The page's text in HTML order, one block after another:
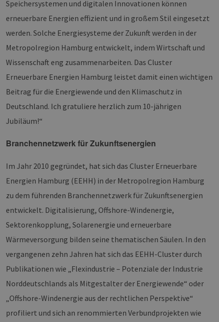
Speichersystemen und digitalen Innovationen können
erneuerbare Energien effizient und in großem Stil eingesetzt
werden. Solche Energiesysteme der Zukunft werden in der
Metropolregion Hamburg entwickelt, indem Wirtschaft und
Wissenschaft eng zusammenarbeiten. Das Cluster
Erneuerbare Energien Hamburg leistet damit einen wichtigen
Beitrag für die Energiewende und den Klimaschutz in
Deutschland. Ich gratuliere herzlich zum 10-jährigen
Jubiläum!“
Branchennetzwerk für Zukunftsenergien
Im Jahr 2010 gegründet, hat sich das Cluster Erneuerbare
Energien Hamburg (EEHH) in der Metropolregion Hamburg
zu dem führenden Branchennetzwerk für Zukunftsenergien
entwickelt. Digitalisierung, Offshore-Windenergie,
Sektorenkopplung, Solarenergie und erneuerbare
Wärmeversorgung bilden seine thematischen Säulen. In den
vergangenen zehn Jahren hat sich das EEHH-Cluster durch
Publikationen wie „Flexindustrie – Potenziale der Industrie
Norddeutschlands als Mitgestalter der Energiewende“ oder
„Offshore-Windenergie aus der rechtlichen Perspektive“
profiliert und sich an renommierten Verbundprojekten wie